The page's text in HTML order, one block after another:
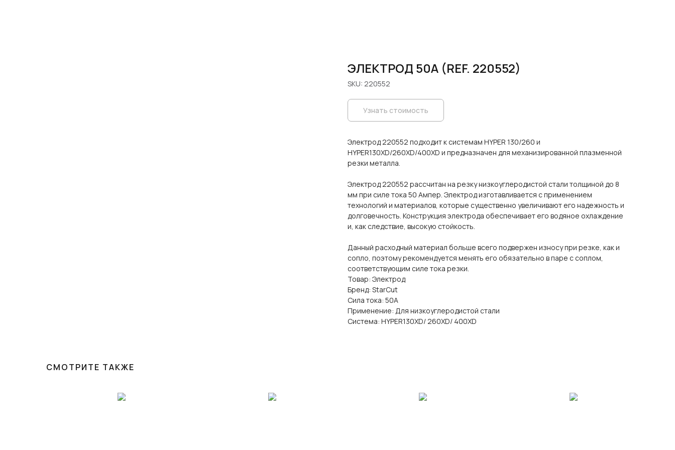
ЭЛЕКТРОД 50A (REF. 220552)
SKU: 220552
Узнать стоимость
Электрод 220552 подходит к системам HYPER 130/260 и
HYPER130XD/260XD/400XD и предназначен для механизированной плазменной
резки металла.
Электрод 220552 рассчитан на резку низкоуглеродистой стали толщиной до 8
мм при силе тока 50 Ампер. Электрод изготавливается с применением
технологий и материалов, которые существенно увеличивают его надежность и
долговечность. Конструкция электрода обеспечивает его водяное охлаждение
и, как следствие, высокую стойкость.
Данный расходный материал больше всего подвержен износу при резке, как и
сопло, поэтому рекомендуется менять его обязательно в паре с соплом,
соответствующим силе тока резки.
Товар: Электрод
Бренд: StarCut
Сила тока: 50А
Применение: Для низкоуглеродистой стали
Система: HYPER130XD/ 260XD/ 400XD
СМОТРИТЕ ТАКЖЕ